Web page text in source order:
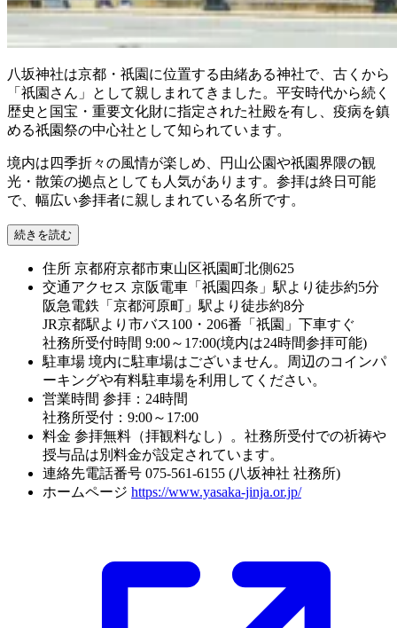
八坂神社は京都・祇園に位置する由緒ある神社で、古くから
「祇園さん」として親しまれてきました。平安時代から続く
歴史と国宝・重要文化財に指定された社殿を有し、疫病を鎮
める祇園祭の中心社として知られています。
境内は四季折々の風情が楽しめ、円山公園や祇園界隈の観
光・散策の拠点としても人気があります。参拝は終日可能
で、幅広い参拝者に親しまれている名所です。
続きを読む
住所 京都府京都市東山区祇園町北側625
交通アクセス 京阪電車「祇園四条」駅より徒歩約5分
阪急電鉄「京都河原町」駅より徒歩約8分
JR京都駅より市バス100・206番「祇園」下車すぐ
社務所受付時間 9:00～17:00(境内は24時間参拝可能)
駐車場 境内に駐車場はございません。周辺のコインパ
ーキングや有料駐車場を利用してください。
営業時間 参拝：24時間
社務所受付：9:00～17:00
料金 参拝無料（拝観料なし）。社務所受付での祈祷や
授与品は別料金が設定されています。
連絡先電話番号 075-561-6155 (八坂神社 社務所)
ホームページ https://www.yasaka-jinja.or.jp/